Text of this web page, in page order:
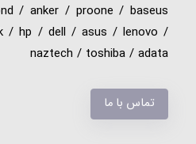
/ anker / proone / baseus
/ hp / dell / asus / lenovo /
naztech / toshiba / adata
تماس با ما